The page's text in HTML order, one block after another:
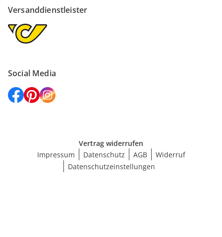
Versanddienstleister
Social Media
Vertrag widerrufen
Impressum
Datenschutz AGB
Widerruf
Datenschutzeinstellungen